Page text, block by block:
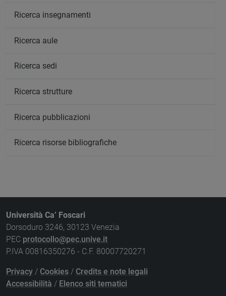
Ricerca insegnamenti
Ricerca aule
Ricerca sedi
Ricerca strutture
Ricerca pubblicazioni
Ricerca risorse bibliografiche
Università Ca’ Foscari
Dorsoduro 3246, 30123 Venezia
PEC protocollo@pec.unive.it
P.IVA 00816350276 - C.F. 80007720271
Privacy / Cookies / Credits e note legali
Accessibilità / Elenco siti tematici